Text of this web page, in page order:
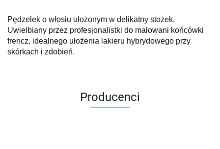
Pędzelek o włosiu ułożonym w delikatny stożek.
Uwielbiany przez profesjonalistki do malowani końcówki
frencz, idealnego ułożenia lakieru hybrydowego przy
skórkach i zdobień.
Producenci